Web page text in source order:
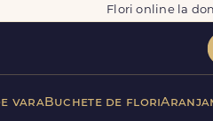
Flori online la
varaBuchete de flori